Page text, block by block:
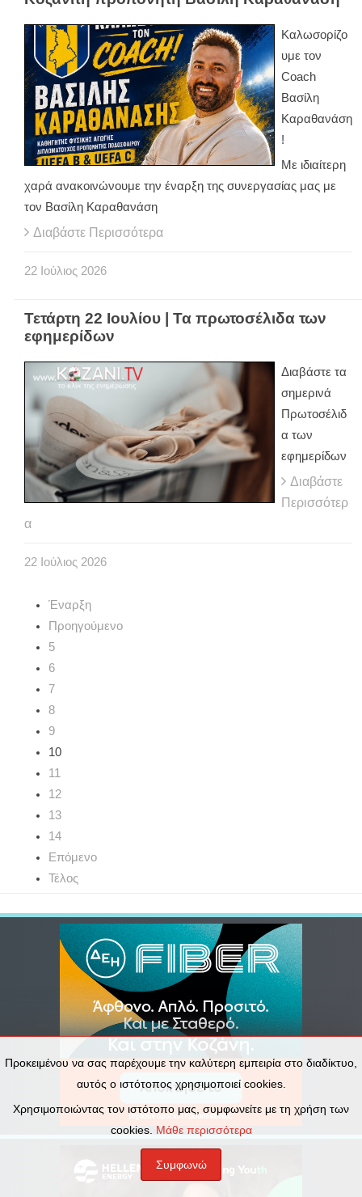
Καλωσορίζο
υμε τον
Coach
Βασίλη
Καραθανάση
!
Με ιδιαίτερη
χαρά ανακοινώνουμε την έναρξη της συνεργασίας μας με
τον Βασίλη Καραθανάση
Διαβάστε Περισσότερα
22 Ιούλιος 2026
Τετάρτη 22 Ιουλίου | Τα πρωτοσέλιδα των
εφημερίδων
Διαβάστε τα
σημερινά
Πρωτοσέλιδ
α των
εφημερίδων
Διαβάστε
Περισσότερ
α
22 Ιούλιος 2026
Έναρξη
Προηγούμενο
5
6
7
8
9
10
11
12
13
14
Επόμενο
Τέλος
Προκειμένου να σας παρέχουμε την καλύτερη εμπειρία στο διαδίκτυο,
αυτός ο ιστότοπος χρησιμοποιεί cookies.
Χρησιμοποιώντας τον ιστότοπο μας, συμφωνείτε με τη χρήση των
cookies. Μάθε περισσότερα
Συμφωνώ